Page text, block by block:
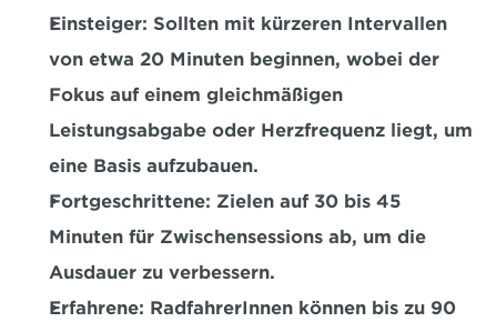
Einsteiger: Sollten mit kürzeren Intervallen
von etwa 20 Minuten beginnen, wobei der
Fokus auf einem gleichmäßigen
Leistungsabgabe oder Herzfrequenz liegt, um
eine Basis aufzubauen.
Fortgeschrittene: Zielen auf 30 bis 45
Minuten für Zwischensessions ab, um die
Ausdauer zu verbessern.
Erfahrene: RadfahrerInnen können bis zu 90